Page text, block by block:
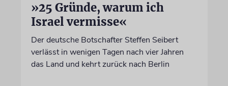
»25 Gründe, warum ich
Israel vermisse«
Der deutsche Botschafter Steffen Seibert
verlässt in wenigen Tagen nach vier Jahren
das Land und kehrt zurück nach Berlin